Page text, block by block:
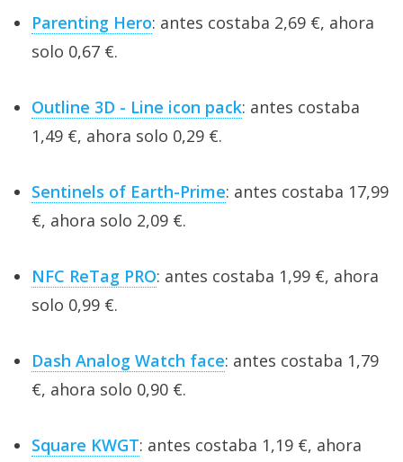
Parenting Hero: antes costaba 2,69 €, ahora
solo 0,67 €.
Outline 3D - Line icon pack: antes costaba
1,49 €, ahora solo 0,29 €.
Sentinels of Earth-Prime: antes costaba 17,99
€, ahora solo 2,09 €.
NFC ReTag PRO: antes costaba 1,99 €, ahora
solo 0,99 €.
Dash Analog Watch face: antes costaba 1,79
€, ahora solo 0,90 €.
Square KWGT: antes costaba 1,19 €, ahora